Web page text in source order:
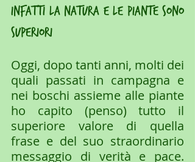
infatti la natura e le piante sono
superiori
Oggi, dopo tanti anni, molti dei
quali passati in campagna e
nei boschi assieme alle piante
ho capito (penso) tutto il
superiore valore di quella
frase e del suo straordinario